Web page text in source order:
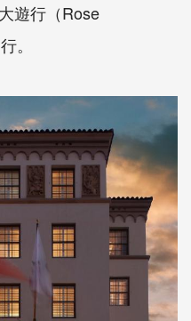
遊行（Rose
。